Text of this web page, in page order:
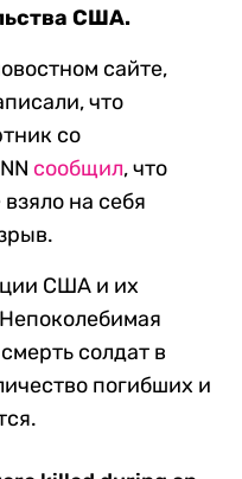
США.
сайте,
что
со
сообщил, что
на себя
США и их
солдат в
погибших и